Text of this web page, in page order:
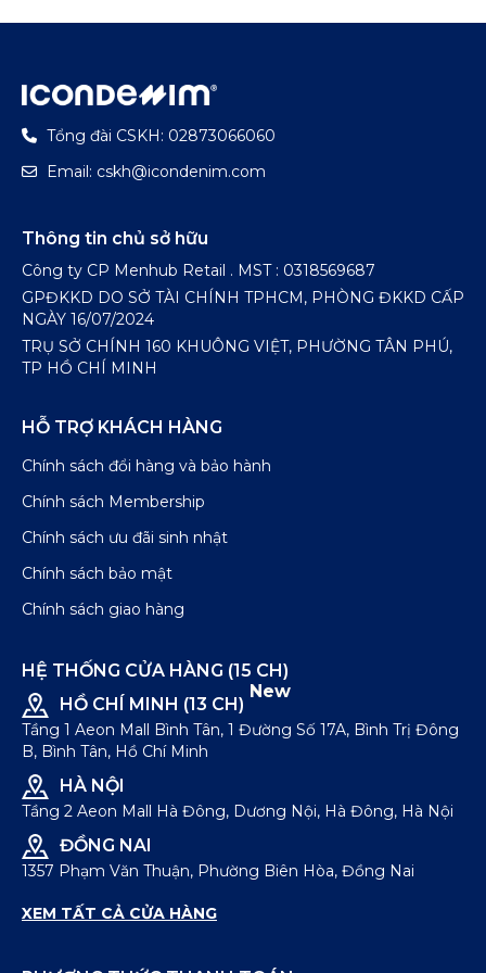
Tổng đài CSKH: 02873066060
Email: cskh@icondenim.com
Thông tin chủ sở hữu
Công ty CP Menhub Retail . MST : 0318569687
GPĐKKD DO SỞ TÀI CHÍNH TPHCM, PHÒNG ĐKKD CẤP
NGÀY 16/07/2024
TRỤ SỞ CHÍNH 160 KHUÔNG VIỆT, PHƯỜNG TÂN PHÚ,
TP HỒ CHÍ MINH
HỖ TRỢ KHÁCH HÀNG
Chính sách đổi hàng và bảo hành
Chính sách Membership
Chính sách ưu đãi sinh nhật
Chính sách bảo mật
Chính sách giao hàng
HỆ THỐNG CỬA HÀNG (15 CH)
HỒ CHÍ MINH (13 CH)
New
Tầng 1 Aeon Mall Bình Tân, 1 Đường Số 17A, Bình Trị Đông
B, Bình Tân, Hồ Chí Minh
HÀ NỘI
Tầng 2 Aeon Mall Hà Đông, Dương Nội, Hà Đông, Hà Nội
ĐỒNG NAI
1357 Phạm Văn Thuận, Phường Biên Hòa, Đồng Nai
XEM TẤT CẢ CỬA HÀNG